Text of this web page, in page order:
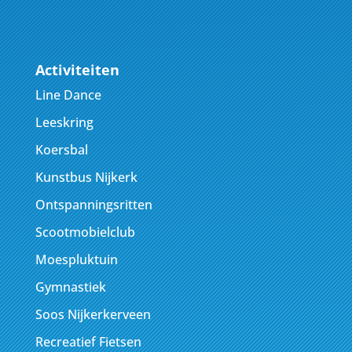
Activiteiten
Line Dance
Leeskring
Koersbal
Kunstbus Nijkerk
Ontspanningsritten
Scootmobielclub
Moespluktuin
Gymnastiek
Soos Nijkerkerveen
Recreatief Fietsen